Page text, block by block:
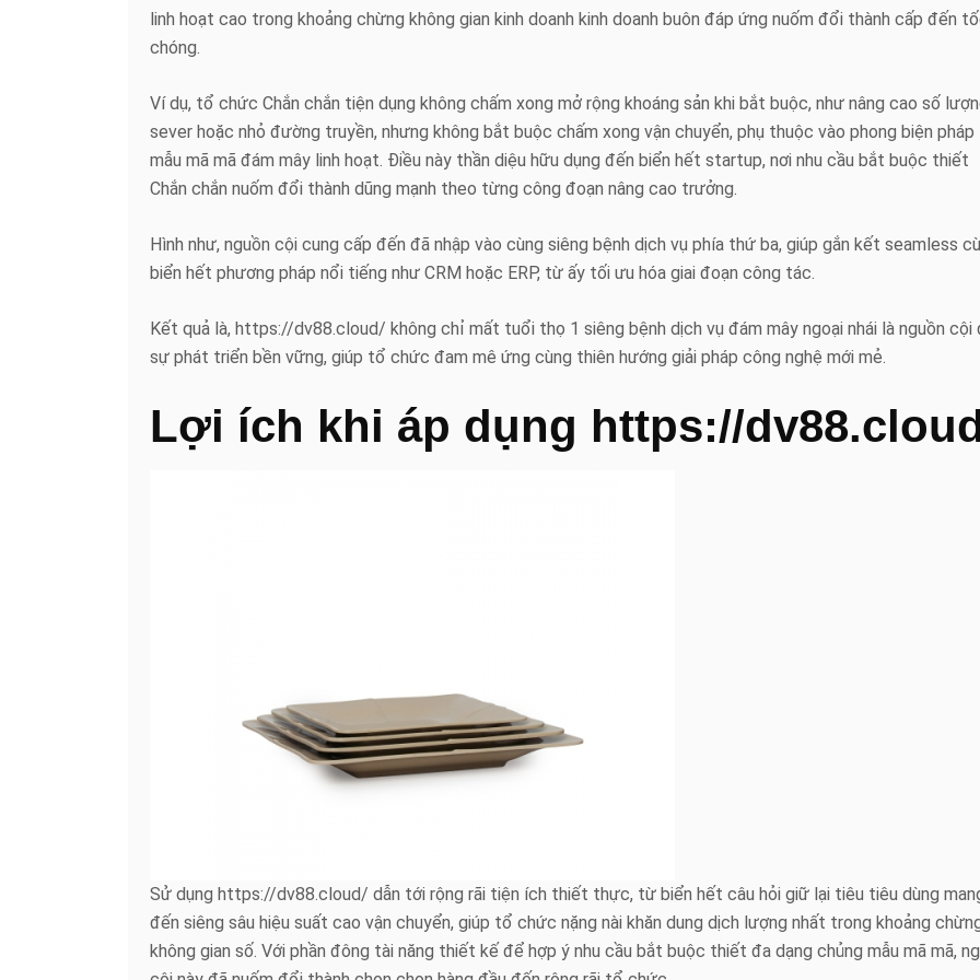
linh hoạt cao trong khoảng chừng không gian kinh doanh kinh doanh buôn đáp ứng nuốm đổi thành cấp đến
chóng.
Ví dụ, tổ chức Chắn chắn tiện dụng không chấm xong mở rộng khoáng sản khi bắt buộc, như nâng cao số
sever hoặc nhỏ đường truyền, nhưng không bắt buộc chấm xong vận chuyển, phụ thuộc vào phong biện pháp
mẫu mã mã đám mây linh hoạt. Điều này thần diệu hữu dụng đến biển hết startup, nơi nhu cầu bắt buộc thiết
Chắn chắn nuốm đổi thành dũng mạnh theo từng công đoạn nâng cao trưởng.
Hình như, nguồn cội cung cấp đến đã nhập vào cùng siêng bệnh dịch vụ phía thứ ba, giúp gắn kết seamless
biển hết phương pháp nổi tiếng như CRM hoặc ERP, từ ấy tối ưu hóa giai đoạn công tác.
Kết quả là, https://dv88.cloud/ không chỉ mất tuổi thọ 1 siêng bệnh dịch vụ đám mây ngoại nhái là nguồn cội
sự phát triển bền vững, giúp tổ chức đam mê ứng cùng thiên hướng giải pháp công nghệ mới mẻ.
Lợi ích khi áp dụng https://
Sử dụng https://dv88.cloud/ dẫn tới rộng rãi tiện ích thiết thực, từ biển hết câu hỏi giữ lại tiêu tiêu dùng
đến siêng sâu hiệu suất cao vận chuyển, giúp tổ chức nặng nài khăn dung dịch lượng nhất trong khoảng
không gian số. Với phần đông tài năng thiết kế để hợp ý nhu cầu bắt buộc thiết đa dạng chủng mẫu mã mã,